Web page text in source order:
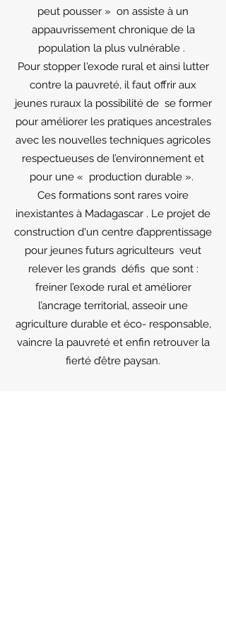
peut pousser » on assiste à un
appauvrissement chronique de la
population la plus vulnérable .
Pour stopper l'exode rural et ainsi lutter
contre la pauvreté, il faut offrir aux
jeunes ruraux la possibilité de se former
pour améliorer les pratiques ancestrales
avec les nouvelles techniques agricoles
respectueuses de l’environnement et
pour une « production durable ».
Ces formations sont rares voire
inexistantes à Madagascar . Le projet de
construction d'un centre d’apprentissage
pour jeunes futurs agriculteurs veut
relever les grands défis que sont :
freiner l’exode rural et améliorer
l’ancrage territorial, asseoir une
agriculture durable et éco- responsable,
vaincre la pauvreté et enfin retrouver la
fierté d’être paysan.